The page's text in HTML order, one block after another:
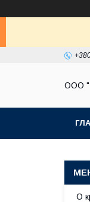
ООО
О